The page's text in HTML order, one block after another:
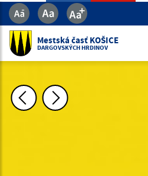
Mestská časť KOŠICE
DARGOVSKÝCH HRDINOV